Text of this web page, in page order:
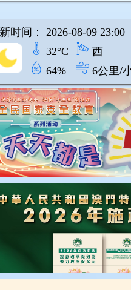
时间： 2026-08-09 23:00
32°C
西
64%
6公里/